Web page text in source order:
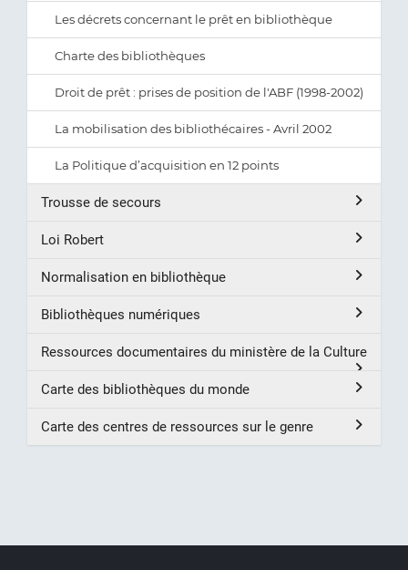
Les décrets concernant le prêt en bibliothèque
Charte des bibliothèques
Droit de prêt : prises de position de l'ABF (1998-2002)
La mobilisation des bibliothécaires - Avril 2002
La Politique d’acquisition en 12 points
Trousse de secours
Loi Robert
Normalisation en bibliothèque
Bibliothèques numériques
Ressources documentaires du ministère de la Culture
Carte des bibliothèques du monde
Carte des centres de ressources sur le genre